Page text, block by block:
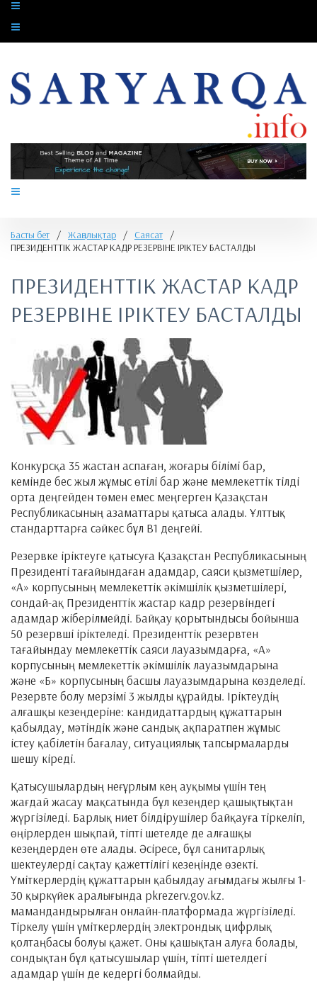
Басты бет / Жаңалықтар / Саясат
/
ПРЕЗИДЕНТТІК ЖАСТАР КАДР РЕЗЕРВІНЕ ІРІКТЕУ БАСТАЛДЫ
ПРЕЗИДЕНТТІК ЖАСТАР КАДР
РЕЗЕРВІНЕ ІРІКТЕУ БАСТАЛДЫ
Конкурсқа 35 жастан аспаған, жоғары білімі бар,
кемінде бес жыл жұмыс өтілі бар және мемлекеттік тілді
орта деңгейден төмен емес меңгерген Қазақстан
Республикасының азаматтары қатыса алады. Ұлттық
стандарттарға сәйкес бұл В1 деңгейі.
Резервке іріктеуге қатысуға Қазақстан Республикасының
Президенті тағайындаған адамдар, саяси қызметшілер,
«А» корпусының мемлекеттік әкімшілік қызметшілері,
сондай-ақ Президенттік жастар кадр резервіндегі
адамдар жіберілмейді. Байқау қорытындысы бойынша
50 резервші іріктеледі. Президенттік резервтен
тағайындау мемлекеттік саяси лауазымдарға, «А»
корпусының мемлекеттік әкімшілік лауазымдарына
және «Б» корпусының басшы лауазымдарына көзделеді.
Резервте болу мерзімі 3 жылды құрайды. Іріктеудің
алғашқы кезеңдеріне: кандидаттардың құжаттарын
қабылдау, мәтіндік және сандық ақпаратпен жұмыс
істеу қабілетін бағалау, ситуациялық тапсырмаларды
шешу кіреді.
Қатысушылардың неғұрлым кең ауқымы үшін тең
жағдай жасау мақсатында бұл кезеңдер қашықтықтан
жүргізіледі. Барлық ниет білдірушілер байқауға тіркеліп,
өңірлерден шықпай, тіпті шетелде де алғашқы
кезеңдерден өте алады. Әсіресе, бұл санитарлық
шектеулерді сақтау қажеттілігі кезеңінде өзекті.
Үміткерлердің құжаттарын қабылдау ағымдағы жылғы 1-
30 қыркүйек аралығында pkrezerv.gov.kz.
мамандандырылған онлайн-платформада жүргізіледі.
Тіркелу үшін үміткерлердің электрондық цифрлық
қолтаңбасы болуы қажет. Оны қашықтан алуға болады,
сондықтан бұл қатысушылар үшін, тіпті шетелдегі
адамдар үшін де кедергі болмайды.